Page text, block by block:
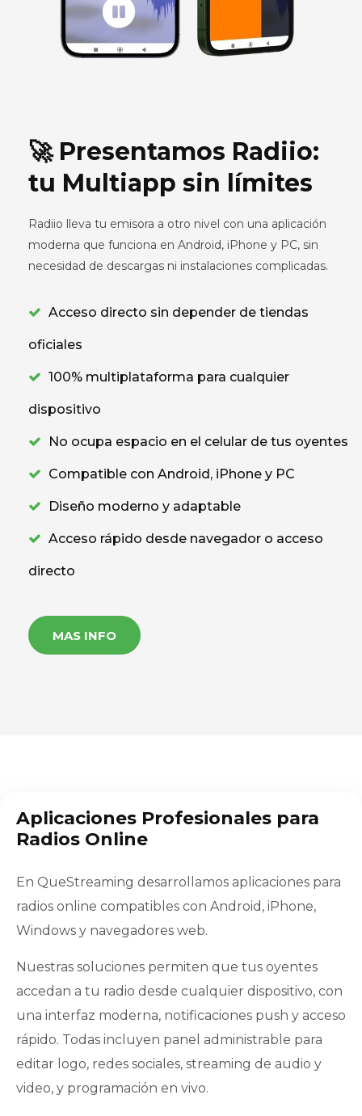
🚀 Presentamos Radiio:
tu Multiapp sin límites
Radiio lleva tu emisora a otro nivel con una aplicación
moderna que funciona en Android, iPhone y PC, sin
necesidad de descargas ni instalaciones complicadas.
Acceso directo sin depender de tiendas
oficiales
100% multiplataforma para cualquier
dispositivo
No ocupa espacio en el celular de tus oyentes
Compatible con Android, iPhone y PC
Diseño moderno y adaptable
Acceso rápido desde navegador o acceso
directo
MAS INFO
Aplicaciones Profesionales para
Radios Online
En QueStreaming desarrollamos aplicaciones para
radios online compatibles con Android, iPhone,
Windows y navegadores web.
Nuestras soluciones permiten que tus oyentes
accedan a tu radio desde cualquier dispositivo, con
una interfaz moderna, notificaciones push y acceso
rápido. Todas incluyen panel administrable para
editar logo, redes sociales, streaming de audio y
video, y programación en vivo.